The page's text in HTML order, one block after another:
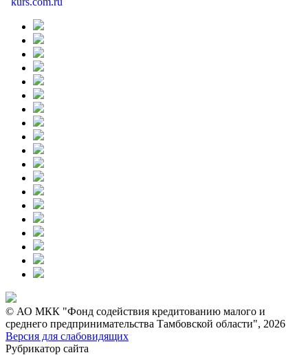
© АО МКК "Фонд содействия кредитованию малого и
среднего предпринимательства Тамбовской области", 2026
Версия для слабовидящих
Рубрикатор сайта